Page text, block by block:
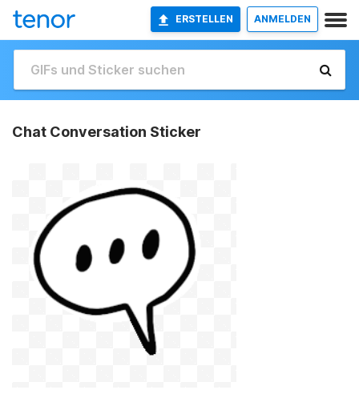
ERSTELLEN ANMELDEN
Chat Conversation Sticker